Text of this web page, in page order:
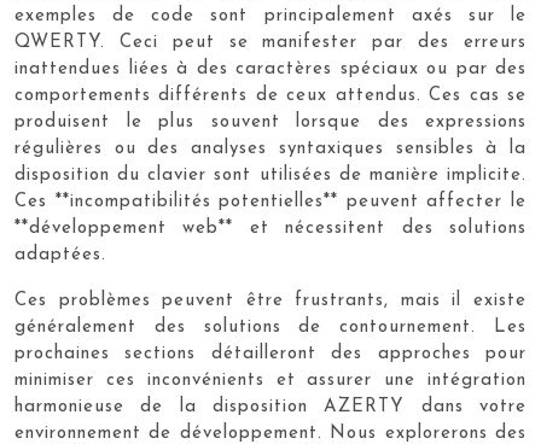
exemples de code sont principalement axés sur le
QWERTY. Ceci peut se manifester par des erreurs
inattendues liées à des caractères spéciaux ou par des
comportements différents de ceux attendus. Ces cas se
produisent le plus souvent lorsque des expressions
régulières ou des analyses syntaxiques sensibles à la
disposition du clavier sont utilisées de manière implicite.
Ces **incompatibilités potentielles** peuvent affecter le
**développement web** et nécessitent des solutions
adaptées.
Ces problèmes peuvent être frustrants, mais il existe
généralement des solutions de contournement. Les
prochaines sections détailleront des approches pour
minimiser ces inconvénients et assurer une intégration
harmonieuse de la disposition AZERTY dans votre
environnement de développement. Nous explorerons des